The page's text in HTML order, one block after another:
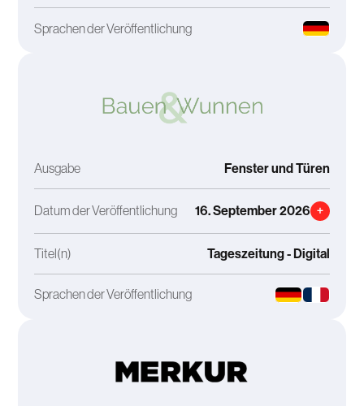
Sprachen der Veröffentlichung
Ausgabe Fenster und Türen
Datum der Veröffentlichung 16. September 2026 +
Titel(n) Tageszeitung - Digital
Sprachen der Veröffentlichung